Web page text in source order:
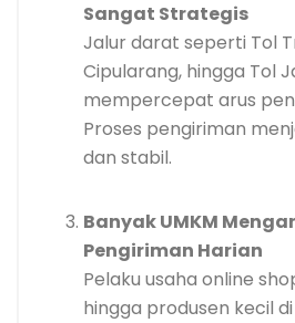
Sangat Strategis
Jalur darat seperti Tol
Cipularang, hingga Tol
mempercepat arus
Proses pengiriman
dan stabil.
Banyak UMKM
Pengiriman Harian
Pelaku usaha online
hingga produsen kecil